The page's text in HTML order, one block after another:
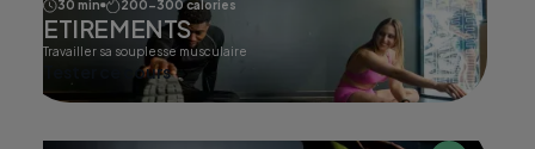
30 min
200-300 calories
ETIREMENTS
Travailler sa souplesse musculaire
Tester ce cours